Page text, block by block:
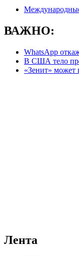
ВАЖНО:
WhatsApp
В США тело
«Зенит» может
Лента